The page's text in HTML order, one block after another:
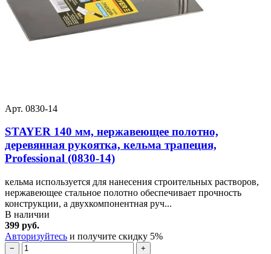
Арт. 0830-14
STAYER 140 мм, нержавеющее полотно,
деревянная рукоятка, кельма трапеция,
Professional (0830-14)
кельма используется для нанесения строительных растворов,
нержавеющее стальное полотно обеспечивает прочность
конструкции, а двухкомпонентная руч...
В наличии
399 руб.
Авторизуйтесь и получите скидку 5%
−
+